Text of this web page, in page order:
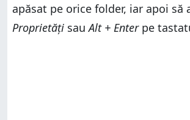
apăsat pe orice folder, iar apoi să
Proprietăți sauAlt + Enterpe